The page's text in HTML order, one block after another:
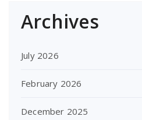
Archives
July 2026
February 2026
December 2025